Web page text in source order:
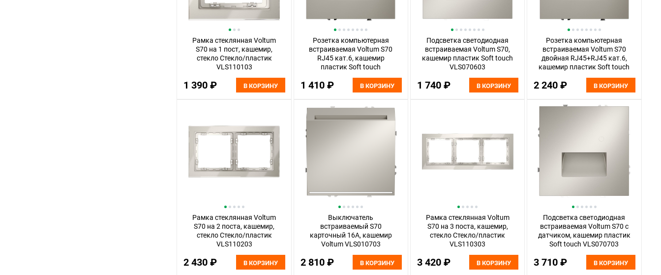
Рамка стеклянная Voltum
S70 на 1 пост, кашемир,
стекло Стекло/пластик
VLS110103
1 390 ₽ В КОРЗИНУ
Розетка компьютерная
встраиваемая Voltum S70
RJ45 кат.6, кашемир
пластик Soft touch
1 410 ₽ В КОРЗИНУ
Подсветка светодиодная
встраиваемая Voltum S70,
кашемир пластик Soft touch
VLS070603
1 740 ₽ В КОРЗИНУ
Розетка компьютерная
встраиваемая Voltum S70
двойная RJ45+RJ45 кат.6,
кашемир пластик Soft touch
2 240 ₽ В КОРЗИНУ
Рамка стеклянная Voltum
S70 на 2 поста, кашемир,
стекло Стекло/пластик
VLS110203
2 430 ₽ В КОРЗИНУ
Выключатель
встраиваемый S70
карточный 16А, кашемир
Voltum VLS010703
2 810 ₽ В КОРЗИНУ
Рамка стеклянная Voltum
S70 на 3 поста, кашемир,
стекло Стекло/пластик
VLS110303
3 420 ₽ В КОРЗИНУ
Подсветка светодиодная
встраиваемая Voltum S70 с
датчиком, кашемир пластик
Soft touch VLS070703
3 710 ₽ В КОРЗИНУ